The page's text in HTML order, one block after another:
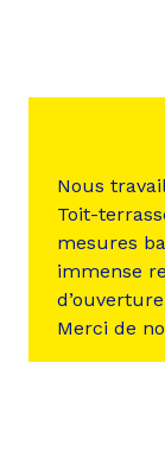
Nous
Toit-
mesures
immense
Merci de